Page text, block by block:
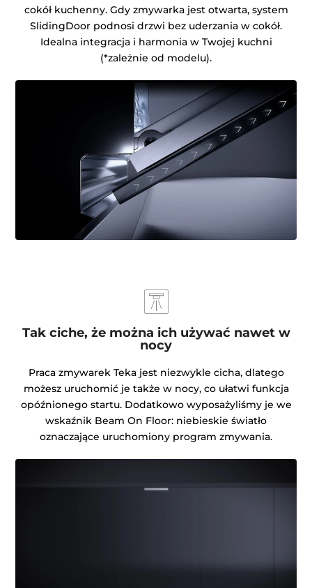
cokół kuchenny. Gdy zmywarka jest otwarta, system
SlidingDoor podnosi drzwi bez uderzania w cokół.
Idealna integracja i harmonia w Twojej kuchni
(*zależnie od modelu).
Tak ciche, że można ich używać nawet w
nocy
Praca zmywarek Teka jest niezwykle cicha, dlatego
możesz uruchomić je także w nocy, co ułatwi funkcja
opóźnionego startu. Dodatkowo wyposażyliśmy je we
wskaźnik Beam On Floor: niebieskie światło
oznaczające uruchomiony program zmywania.